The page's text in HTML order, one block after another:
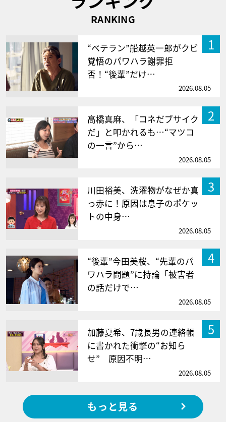
RANKING
1
“ベテラン”船越英一郎がクビ
覚悟のパワハラ謝罪拒
否！“後輩”だけ…
2026.08.05
2
高橋真麻、「コネだブサイク
だ」と叩かれるも…“マツコ
の一言”から…
2026.08.05
3
川田裕美、洗濯物がなぜか真
っ赤に！原因は息子のポケッ
トの中身…
2026.08.05
4
“後輩”今田美桜、“先輩のパ
ワハラ問題”に持論「被害者
の話だけで…
2026.08.05
5
加藤夏希、7歳長男の連絡帳
に書かれた衝撃の“お知ら
せ” 原因不明…
2026.08.05
もっと見る